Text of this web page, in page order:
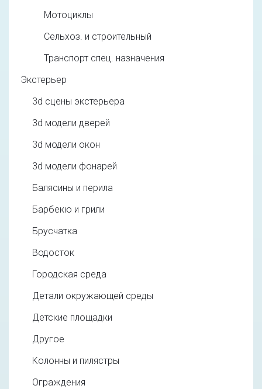
Мотоциклы
Сельхоз. и строительный
Транспорт спец. назначения
Экстерьер
3d cцены экстерьера
3d модели дверей
3d модели окон
3d модели фонарей
Балясины и перила
Барбекю и грили
Брусчатка
Водосток
Городская среда
Детали окружающей среды
Детские площадки
Другое
Колонны и пилястры
Ограждения